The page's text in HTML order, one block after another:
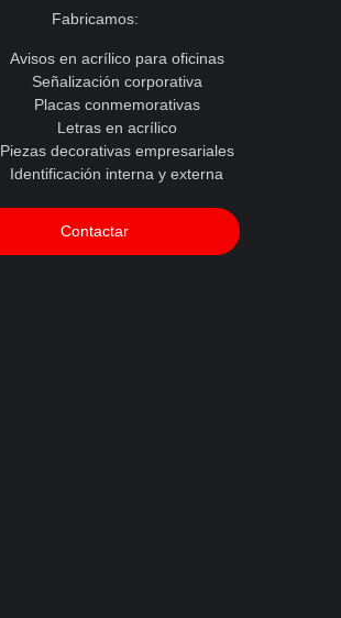
Fabricamos:
Avisos en acrílico para oficinas
Señalización corporativa
Placas conmemorativas
Letras en acrílico
Piezas decorativas empresariales
Identificación interna y externa
Contactar